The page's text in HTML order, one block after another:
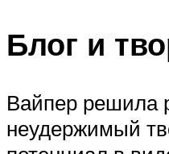
Блог и
Вайпер решила
неудержимый